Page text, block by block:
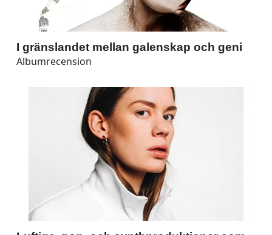
I gränslandet mellan galenskap och geni
Albumrecension